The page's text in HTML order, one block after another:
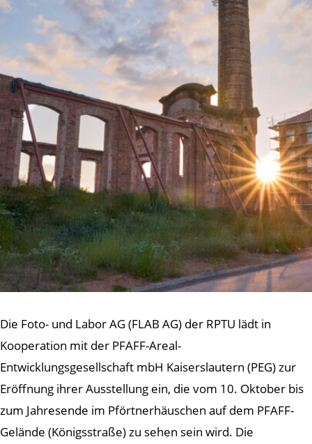
Die Foto- und Labor AG (FLAB AG) der RPTU lädt in
Kooperation mit der PFAFF-Areal-
Entwicklungsgesellschaft mbH Kaiserslautern (PEG) zur
Eröffnung ihrer Ausstellung ein, die vom 10. Oktober bis
zum Jahresende im Pförtnerhäuschen auf dem PFAFF-
Gelände (Königsstraße) zu sehen sein wird. Die